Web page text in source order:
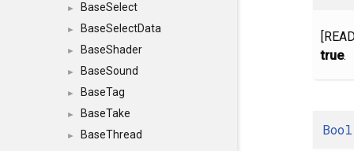
► BaseSelect
► BaseSelectData
► BaseShader
► BaseSound
► BaseTag
► BaseTake
►
BaseThread
true.
Bool